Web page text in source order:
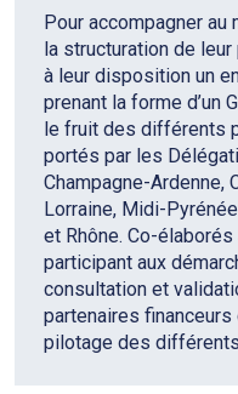
Pour accompagner
la structuration de
à leur disposition un
prenant la forme d’un
le fruit des différents
portés par les
Champagne-Ardenne,
Lorraine, Midi-
et Rhône. Co-
participant aux
consultation et
partenaires
pilotage des